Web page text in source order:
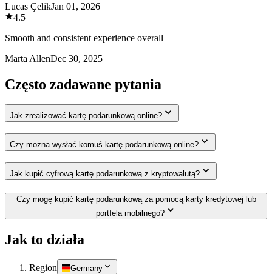
Lucas ÇelikJan 01, 2026
4.5
Smooth and consistent experience overall
Marta AllenDec 30, 2025
Często zadawane pytania
Jak zrealizować kartę podarunkową online?
Czy można wysłać komuś kartę podarunkową online?
Jak kupić cyfrową kartę podarunkową z kryptowalutą?
Czy mogę kupić kartę podarunkową za pomocą karty kredytowej lub
portfela mobilnego?
Jak to działa
Region Germany